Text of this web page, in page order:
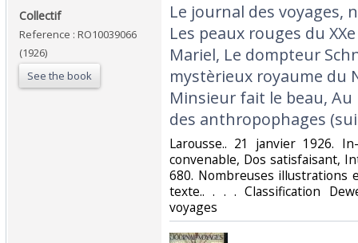
‎Collectif‎
Reference : RO10039066
(1926)
See the book
‎Le journal des voyages,
Les peaux rouges du
Mariel, Le dompteur
mystèrieux royaume du
Minsieur fait le beau,
des anthropophages
‎Larousse.. 21 janvier 1926.
convenable, Dos satisfaisant,
680. Nombreuses
texte.. . . . Classification
voyages‎